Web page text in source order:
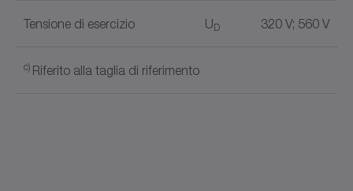
Tensione di esercizio UD 320 V; 560 V
c) Riferito alla taglia di riferimento